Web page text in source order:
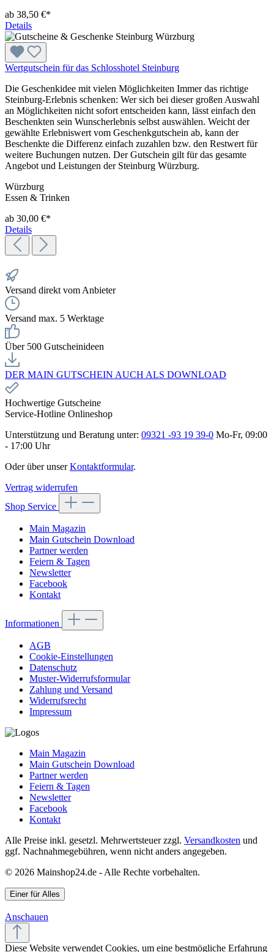
ab 38,50 €*
Details
Wertgutschein für das Schlosshotel Steinburg
Die Geschenkidee mit vielen Möglichkeiten Immer das richtige
Steinburg-Erlebnis schenken: Wer sich bei dieser großen Auswahl
an Möglichkeiten nicht sofort entscheiden kann, lässt einfach den
Beschenkten sein Wunscherlebnis selbst auswählen. Weicht der
gewählte Erlebniswert vom Geschenkgutschein ab, kann der
Beschenkte die Differenz einfach zuzahlen bzw. den Restwert für
weitere Buchungen nutzen. Der Gutschein gilt für das gesamte
Angebot und Leistungen der Steinburg Würzburg.
Würzburg
Essen & Trinken
ab 30,00 €*
Details
Versand direkt vom Anbieter
Versand max. 5 Werktage
Über 500 Gutscheinideen
DER MAIN GUTSCHEIN AUCH ALS DOWNLOAD
Hochwertige Gutscheine
Service-Hotline Onlineshop
Unterstützung und Beratung unter: 09321 -93 19 39-0 Mo-Fr, 09:00
- 17:00 Uhr
Oder über unserKontaktformular.
Vertrag widerrufen
Shop Service
Main Magazin
Main Gutschein Download
Partner werden
Feiern & Tagen
Newsletter
Facebook
Kontakt
Informationen
AGB
Cookie-Einstellungen
Datenschutz
Muster-Widerrufsformular
Zahlung und Versand
Widerrufsrecht
Impressum
Main Magazin
Main Gutschein Download
Partner werden
Feiern & Tagen
Newsletter
Facebook
Kontakt
Alle Preise inkl. gesetzl. Mehrwertsteuer zzgl. Versandkosten und
ggf. Nachnahmegebühren, wenn nicht anders angegeben.
© 2026 Mainshop24.de - Alle Rechte vorbehalten.
Einer für Alles
Anschauen
Diese Website verwendet Cookies, um eine bestmögliche Erfahrung